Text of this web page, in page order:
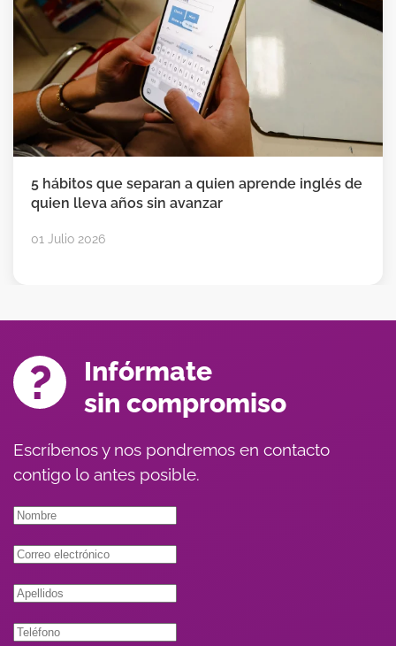
5 hábitos que separan a quien aprende inglés de
quien lleva años sin avanzar
01 Julio 2026
Infórmate
sin compromiso
Escríbenos y nos pondremos en contacto
contigo lo antes posible.